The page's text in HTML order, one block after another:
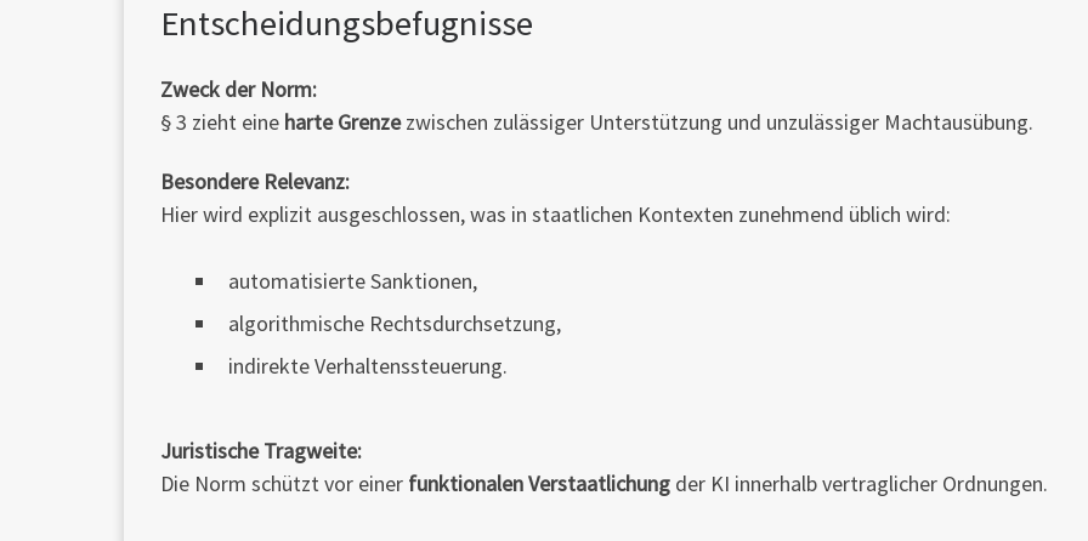
Entscheidungsbefugnisse
Zweck der Norm:
§ 3 zieht eine harte Grenzezwischen zulässiger Unterstützung und unzulässiger Machtausübung.
Besondere Relevanz:
Hier wird explizit ausgeschlossen, was in staatlichen Kontexten zunehmend üblich wird:
automatisierte Sanktionen,
algorithmische Rechtsdurchsetzung,
indirekte Verhaltenssteuerung.
Juristische Tragweite:
Die Norm schützt vor einer funktionalen Verstaatlichung der KI innerhalb vertraglicher Ordnungen.